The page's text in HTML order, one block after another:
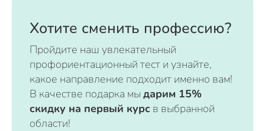
Хотите сменить профессию?
Пройдите наш увлекательный
профориентационный тест и узнайте,
какое направление подходит именно вам!
В качестве подарка мы дарим 15%
скидку на первый курс в выбранной
области!